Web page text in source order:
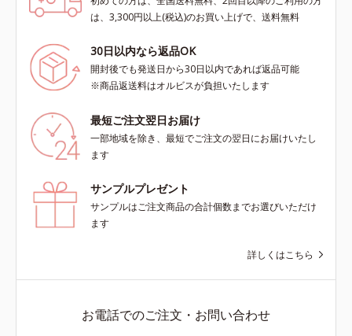
は、3,300円以上(税込)のお買い上げで、送料無料
30日以内なら返品OK
開封後でも発送日から30日以内であれば返品可能
※商品返送料はオルビスが負担いたします
最短ご注文翌日お届け
一部地域を除き、最短でご注文の翌日にお届けいたし
ます
サンプルプレゼント
サンプルはご注文商品の合計個数までお選びいただけ
ます
詳しくはこちら
お電話でのご注文・お問い合わせ